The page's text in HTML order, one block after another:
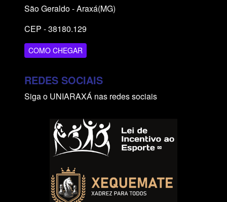
São Geraldo - Araxá(MG)
CEP - 38180.129
COMO CHEGAR
REDES SOCIAIS
Siga o UNIARAXÁ nas redes sociais